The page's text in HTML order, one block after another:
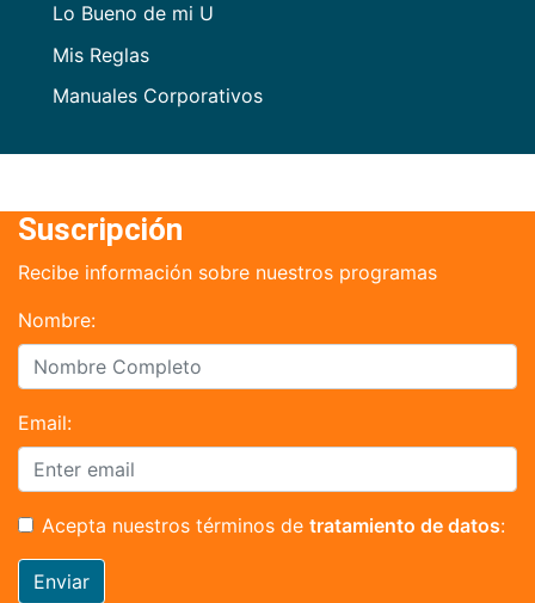
Lo Bueno de mi U
Mis Reglas
Manuales Corporativos
Suscripción
Recibe información sobre nuestros programas
Nombre:
Email:
Acepta nuestros términos de tratamiento de datos:
Enviar